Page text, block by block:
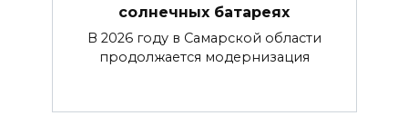
солнечных батареях
В 2026 году в Самарской области
продолжается модернизация